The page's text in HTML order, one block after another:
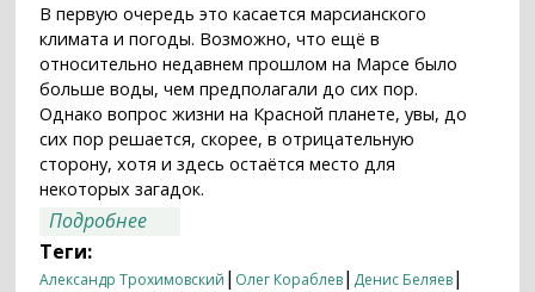
В первую очередь это касается марсианского
климата и погоды. Возможно, что ещё в
относительно недавнем прошлом на Марсе было
больше воды, чем предполагали до сих пор.
Однако вопрос жизни на Красной планете, увы, до
сих пор решается, скорее, в отрицательную
сторону, хотя и здесь остаётся место для
некоторых загадок.
Подробнее
Теги:
Александр Трохимовский | Олег Кораблев| Денис Беляев|